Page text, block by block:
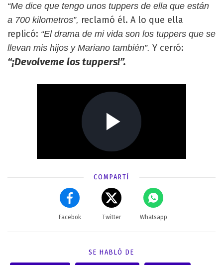
“Me dice que tengo unos tuppers de ella que están
a 700 kilometros”, reclamó él. A lo que ella
replicó: “El drama de mi vida son los tuppers que se
llevan mis hijos y Mariano también”. Y cerró:
“¡Devolveme los tuppers!”.
COMPARTÍ
Facebok Twitter Whatsapp
SE HABLÓ DE